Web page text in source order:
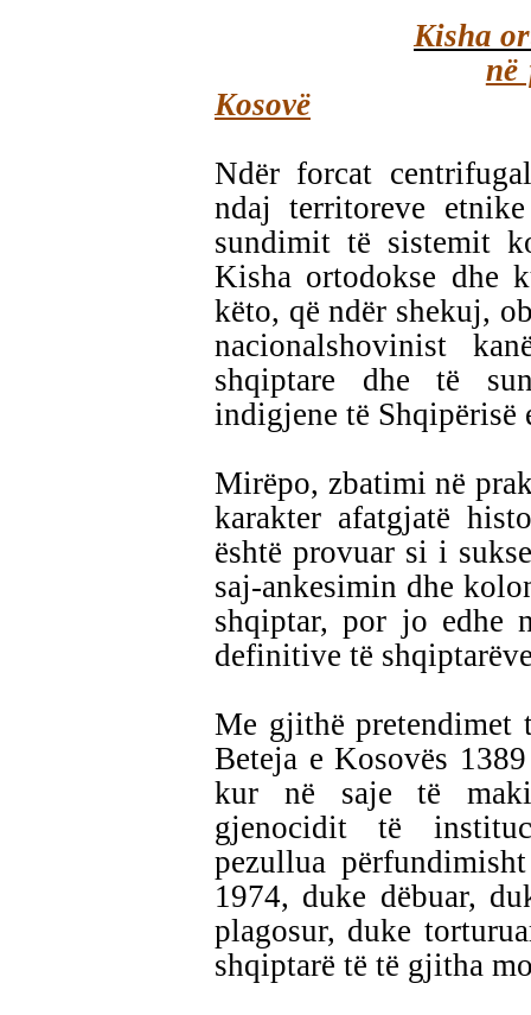
Kisha
në
Kosovë
Ndër forcat
ndaj territoreve
sundimit të sistemit
Kisha ortodokse dhe
këto, që ndër shekuj,
nacionalshovinist
shqiptare dhe të
indigjene të Shqipërisë
Mirëpo, zbatimi në
karakter afatgjatë
është provuar si i
saj-ankesimin dhe
shqiptar, por jo edhe
definitive të
Me gjithë pretendimet
Beteja e Kosovës
kur në saje të
gjenocidit të
pezullua
1974, duke dëbuar,
plagosur, duke
shqiptarë të të gjitha